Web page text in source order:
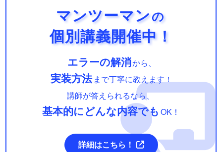
マンツーマンの
個別講義開催中！
エラーの解消から、
実装方法 まで丁寧に教えます！
講師が答えられるなら、
基本的にどんな内容でも OK！
詳細はこちら！